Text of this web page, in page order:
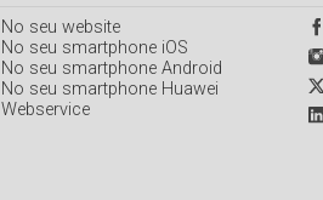
No seu website
No seu smartphone iOS
No seu smartphone Android
No seu smartphone Huawei
Webservice